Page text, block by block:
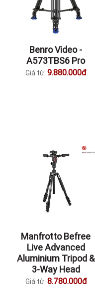
Benro Video -
A573TBS6 Pro
Giá từ: 9.880.000đ
Manfrotto Befree
Live Advanced
Aluminium Tripod &
3-Way Head
Giá từ: 8.780.000đ